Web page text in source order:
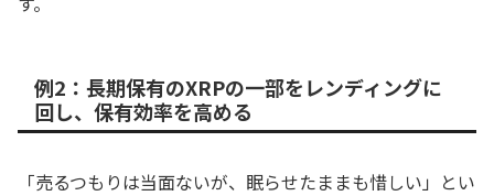
例2：長期保有のXRPの一部をレンディングに
回し、保有効率を高める
「売るつもりは当面ないが、眠らせたままも惜しい」とい